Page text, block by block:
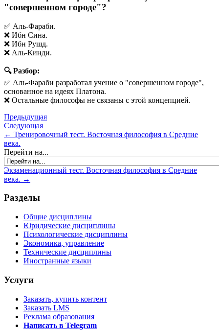
"совершенном городе"?
✅ Аль-Фараби.
❌ Ибн Сина.
❌ Ибн Рушд.
❌ Аль-Кинди.
🔍 Разбор:
✅ Аль-Фараби разработал учение о "совершенном городе",
основанное на идеях Платона.
❌ Остальные философы не связаны с этой концепцией.
Предыдущая
Следующая
← Тренировочный тест. Восточная философия в Средние
века.
Перейти на...
Экзаменационный тест. Восточная философия в Средние
века. →
Разделы
Общие дисциплины
Юридические дисциплины
Психологические дисциплины
Экономика, управление
Технические дисциплины
Иностранные языки
Услуги
Заказать, купить контент
Заказать LMS
Реклама образования
Написать в Telegram